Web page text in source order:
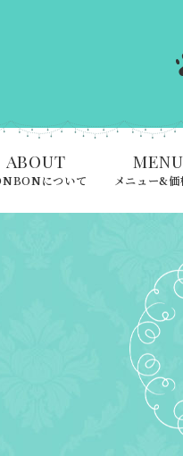
ABOUT
について
MENU
メニュー&価